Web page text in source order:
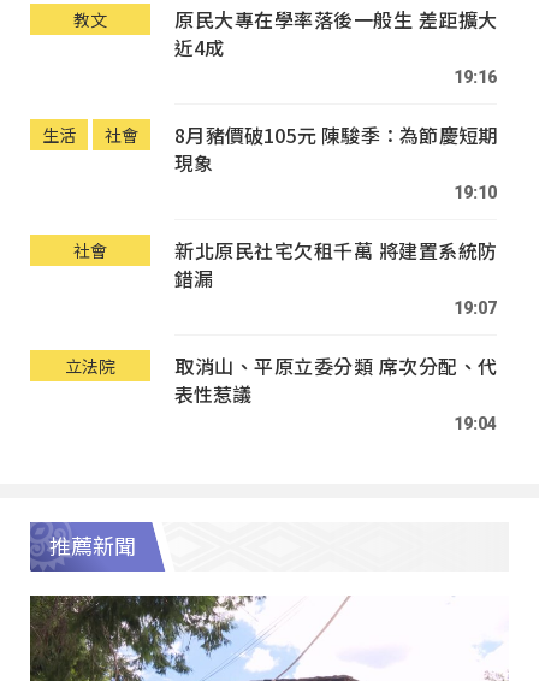
教文
原民大專在學率落後一般生 差距擴大
近4成
19:16
生活 社會
8月豬價破105元 陳駿季：為節慶短期
現象
19:10
社會
新北原民社宅欠租千萬 將建置系統防
錯漏
19:07
立法院
取消山、平原立委分類 席次分配、代
表性惹議
19:04
推薦新聞